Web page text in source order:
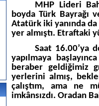
MHP Lideri
boyda Türk Bayrağı
Atatürk iki yanında
yer almıştı. Etraftaki
Saat 16.00’ya
yapılmaya
beraber geldiğimiz
yerlerini almış,
çalıştım, ama ne
imkânsızdı. Oradan